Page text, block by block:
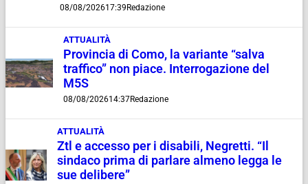
08/08/202617:39 Redazione
ATTUALITÀ
Provincia di Como, la variante “salva
traffico” non piace. Interrogazione del
M5S
08/08/202614:37Redazione
ATTUALITÀ
Ztl e accesso per i disabili, Negretti. “Il
sindaco prima di parlare almeno legga le
sue delibere”